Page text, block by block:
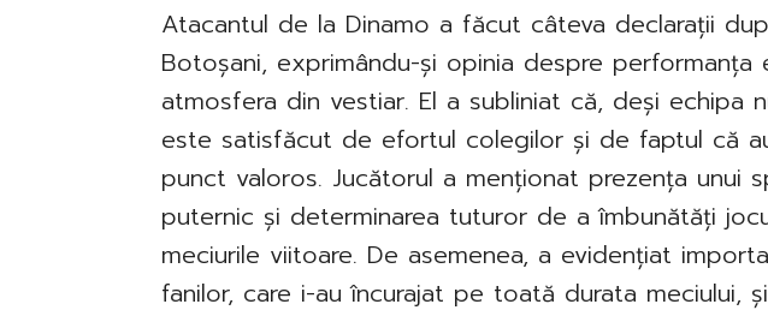
Atacantul de la Dinamo a făcut câteva declarații
Botoșani, exprimându-și opinia despre performanța
atmosfera din vestiar. El a subliniat că, deși echipa
este satisfăcut de efortul colegilor și de faptul că
punct valoros. Jucătorul a menționat prezența unui
puternic și determinarea tuturor de a îmbunătăți
meciurile viitoare. De asemenea, a evidențiat
fanilor, care i-au încurajat pe toată durata meciului,